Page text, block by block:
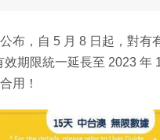
布，自 5 月 8 日起，對有
期限統一延長至 2023
用！